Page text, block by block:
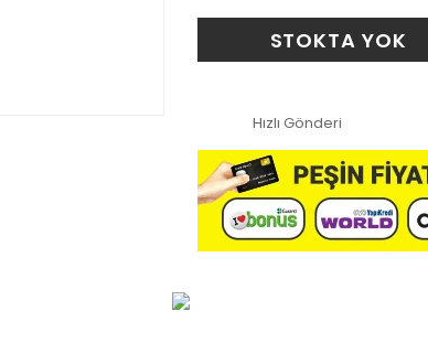
STOKTA YOK
Hızlı Gönderi